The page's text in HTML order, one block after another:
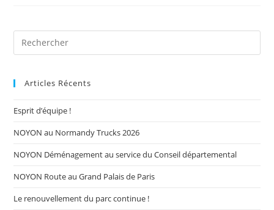
Articles Récents
Esprit d’équipe !
NOYON au Normandy Trucks 2026
NOYON Déménagement au service du Conseil départemental
NOYON Route au Grand Palais de Paris
Le renouvellement du parc continue !